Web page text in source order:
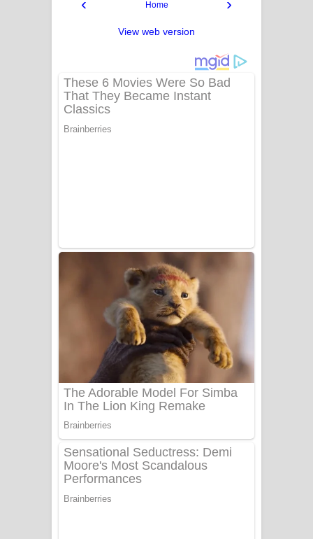
‹ ›
Home
View web version